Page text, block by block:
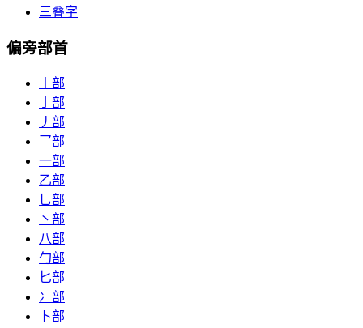
三叠字
偏旁部首
丨部
亅部
丿部
乛部
一部
乙部
乚部
丶部
八部
勹部
匕部
冫部
卜部